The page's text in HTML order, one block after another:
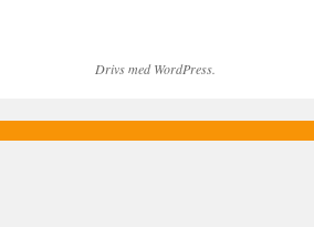
Drivs med WordPress.